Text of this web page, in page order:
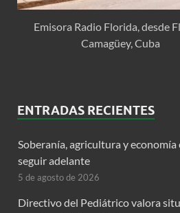
Emisora Radio Florida, desde
Camagüey, Cuba
ENTRADAS RECIENTES
Soberanía, agricultura y economía
seguir adelante
5 de agosto de 2026
Directivo del Pediátrico valora